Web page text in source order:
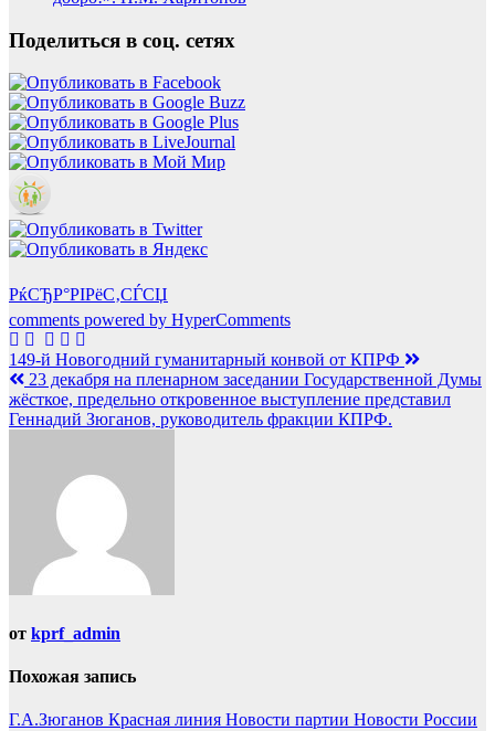
Поделиться в соц. сетях
РќСЂР°РІРёС‚СЃСЏ
comments powered by HyperComments
Навигация
по
записям
149-й Новогодний гуманитарный конвой от КПРФ
23 декабря на пленарном заседании Государственной Думы
жёсткое, предельно откровенное выступление представил
Геннадий Зюганов, руководитель фракции КПРФ.
от kprf_admin
Похожая запись
Г.А.Зюганов Красная линия Новости партии Новости России